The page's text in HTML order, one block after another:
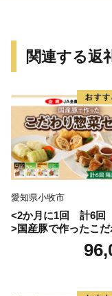
す。
なりましたが、
当時の尼崎城西三
本丸の一部である
天守が整備される
平成31年3月、
関連する返
愛知県小牧市
<2か月に1回 計6回
>国産豚で作ったこだ